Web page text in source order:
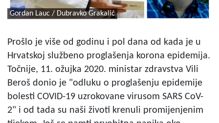
Gordan Lauc / Dubravko Grakalić
Prošlo je više od godinu i pol dana od kada je u
Hrvatskoj službeno proglašenja korona epidemija.
Točnije, 11. ožujka 2020. ministar zdravstva Vili
Beroš donio je "odluku o proglašenju epidemije
bolesti COVID-19 uzrokovane virusom SARS CoV-
2" i od tada su naši životi krenuli promijenjenim